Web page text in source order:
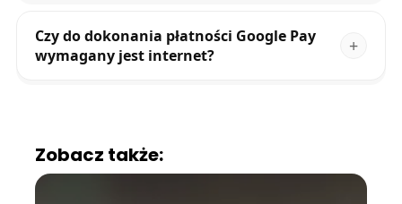
Czy do dokonania płatności Google Pay
wymagany jest internet?
Zobacz także: